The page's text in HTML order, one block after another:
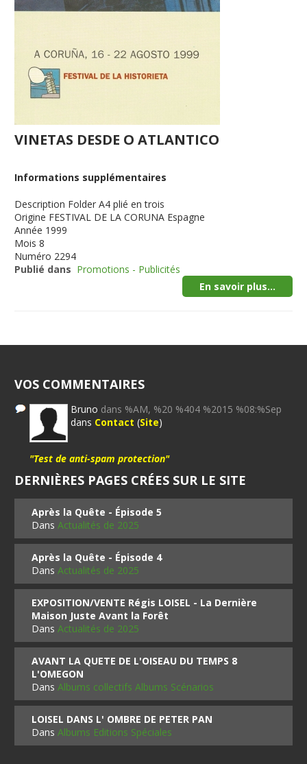
VINETAS DESDE O ATLANTICO
Informations supplémentaires
Description Folder A4 plié en trois
Origine FESTIVAL DE LA CORUNA Espagne
Année 1999
Mois 8
Numéro 2294
Publié dans Promotions - Publicités
En savoir plus...
VOS COMMENTAIRES
Bruno dans %AM, %20 %404 %2015 %08:%Sep
dans Contact (Site)
"Test de anti-spam protection"
DERNIÈRES PAGES CRÉES SUR LE SITE
Après la Quête - Épisode 5
DansActualités de 2025
Après la Quête - Épisode 4
DansActualités de 2025
EXPOSITION/VENTE Régis LOISEL - La Dernière
Maison Juste Avant la Forêt
DansActualités de 2025
AVANT LA QUETE DE L'OISEAU DU TEMPS 8
L'OMEGON
DansAlbums collectifs Albums Scénarios
LOISEL DANS L' OMBRE DE PETER PAN
DansAlbums Editions Spéciales